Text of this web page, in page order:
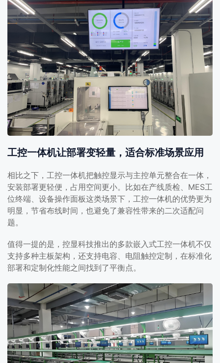
工控一体机让部署变轻量，适合标准场景应用
相比之下，工控一体机把触控显示与主控单元整合在一体，
安装部署更轻便，占用空间更小。比如在产线质检、MES工
位终端、设备操作面板这类场景下，工控一体机的优势更为
明显，节省布线时间，也避免了兼容性带来的二次适配问
题。
值得一提的是，控显科技推出的多款嵌入式工控一体机不仅
支持多种主板架构，还支持电容、电阻触控定制，在标准化
部署和定制化性能之间找到了平衡点。